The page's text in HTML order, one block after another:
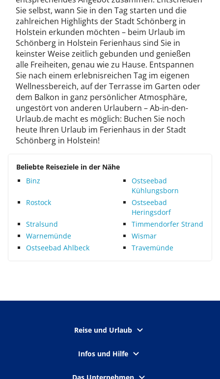
Sie selbst, wann Sie in den Tag starten und die
zahlreichen Highlights der Stadt Schönberg in
Holstein erkunden möchten – beim Urlaub im
Schönberg in Holstein Ferienhaus sind Sie in
keinster Weise zeitlich gebunden und genießen
alle Freiheiten, genau wie zu Hause. Entspannen
Sie nach einem erlebnisreichen Tag im eigenen
Wellnessbereich, auf der Terrasse im Garten oder
dem Balkon in ganz persönlicher Atmosphäre,
ungestört von anderen Urlaubern – Ab-in-den-
Urlaub.de macht es möglich: Buchen Sie noch
heute Ihren Urlaub im Ferienhaus in der Stadt
Schönberg in Holstein!
Beliebte Reiseziele in der Nähe
Binz
Ostseebad
Kühlungsborn
Rostock
Ostseebad
Heringsdorf
Stralsund
Timmendorfer Strand
Warnemünde
Wismar
Ostseebad Ahlbeck
Travemünde
Reise und Urlaub
Infos und Hilfe